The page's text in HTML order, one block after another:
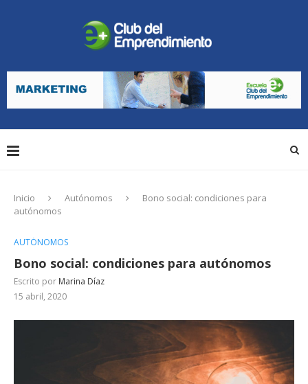
Inicio Autónomos
Bono social: condiciones para
autónomos
AUTÓNOMOS
Bono social: condiciones para autónomos
Escrito por Marina Díaz
15 abril, 2020